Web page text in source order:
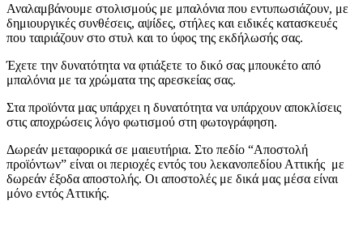
Αναλαμβάνουμε στολισμούς με μπαλόνια που εντυπωσιάζουν, με
δημιουργικές συνθέσεις, αψίδες, στήλες και ειδικές κατασκευές
που ταιριάζουν στο στυλ και το ύφος της εκδήλωσής σας.
Έχετε την δυνατότητα να φτιάξετε το δικό σας μπουκέτο από
μπαλόνια με τα χρώματα της αρεσκείας σας.
Στα προϊόντα μας υπάρχει η δυνατότητα να υπάρχουν αποκλίσεις
στις αποχρώσεις λόγο φωτισμού στη φωτογράφηση.
Δωρεάν μεταφορικά σε μαιευτήρια. Στο πεδίο “Αποστολή
προϊόντων” είναι οι περιοχές εντός του λεκανοπεδίου Αττικής με
δωρεάν έξοδα αποστολής. Οι αποστολές με δικά μας μέσα είναι
μόνο εντός Αττικής.